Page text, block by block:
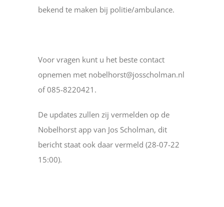
bekend te maken bij politie/ambulance.
Voor vragen kunt u het beste contact
opnemen met nobelhorst@josscholman.nl
of 085-8220421.
De updates zullen zij vermelden op de
Nobelhorst app van Jos Scholman, dit
bericht staat ook daar vermeld (28-07-22
15:00).